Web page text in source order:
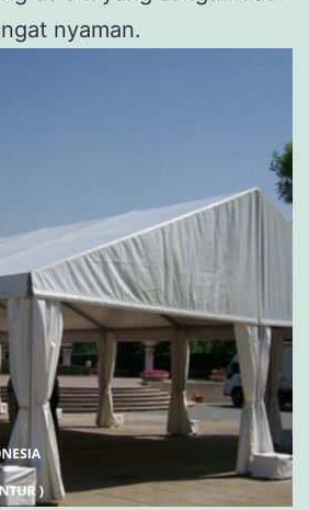
nyaman.